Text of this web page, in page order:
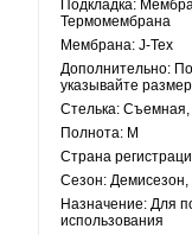
Подкладка:
Термомембрана
Мембрана: J-Tex
Дополнительно:
указывайте
Стелька: Съемная,
Полнота: M
Страна
Сезон:
Назначение: Для
использования